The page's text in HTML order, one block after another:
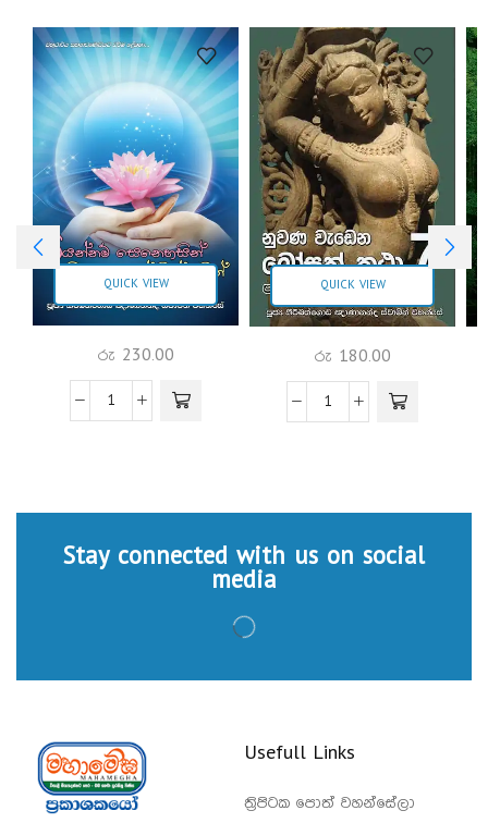
QUICK VIEW
රු 230.00
QUICK VIEW
රු 180.00
Stay connected with us on social
media
Usefull Links
ත්‍රිපිටක පොත් වහන්සේලා